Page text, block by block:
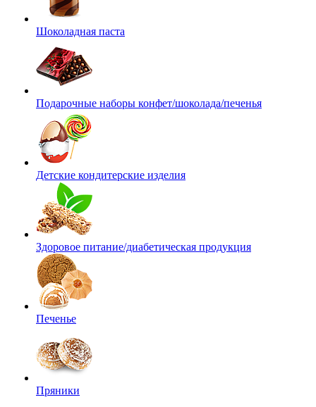
Шоколадная паста
Подарочные наборы конфет/шоколада/печенья
Детские кондитерские изделия
Здоровое питание/диабетическая продукция
Печенье
Пряники